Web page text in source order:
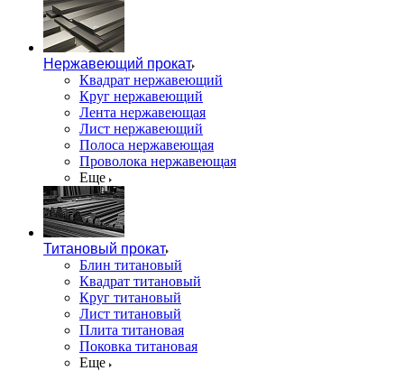
Нержавеющий прокат
Квадрат нержавеющий
Круг нержавеющий
Лента нержавеющая
Лист нержавеющий
Полоса нержавеющая
Проволока нержавеющая
Еще
Титановый прокат
Блин титановый
Квадрат титановый
Круг титановый
Лист титановый
Плита титановая
Поковка титановая
Еще